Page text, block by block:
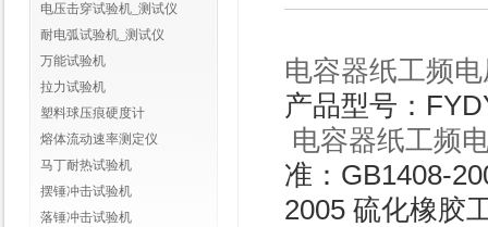
电压击穿试验机_测试仪
耐电弧试验机_测试仪
万能试验机
拉力试验机
塑料球压痕硬度计
熔体流动速率测定仪
马丁耐热试验机
摆锤冲击试验机
落锤冲击试验机
电容器纸工频
产品型号：
电容器纸工频
准：GB1408-
2005 硫化橡胶